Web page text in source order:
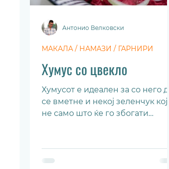
Хумус со цвекло
Хумусот е идеален за со него да
се вметне и некој зеленчук кој
не само што ќе го збогати
МАКАЛА / НАМАЗИ / ГАРНИРИ
Антонио Велковски